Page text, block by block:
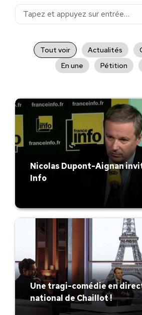
Recherche
Tout voir Actualités
En une
Pétition
Nicolas Dupont-Aignan
Info
Une tragi-comédie en
national de Chaillot !